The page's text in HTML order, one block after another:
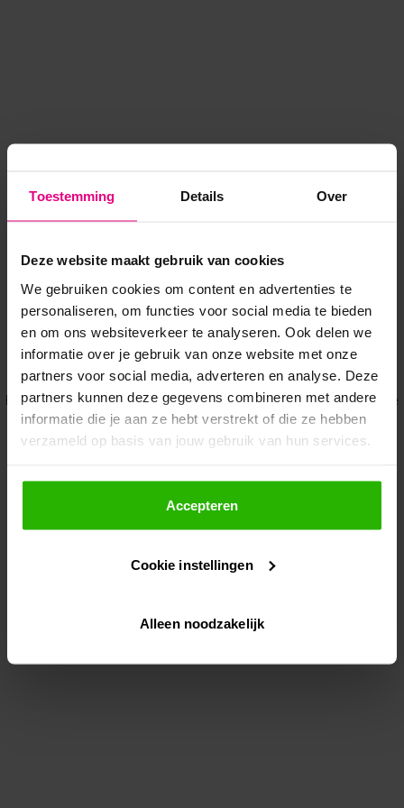
Toestemming Details Over
Deze website maakt gebruik van cookies
We gebruiken cookies om content en advertenties te
personaliseren, om functies voor social media te bieden
en om ons websiteverkeer te analyseren. Ook delen we
informatie over je gebruik van onze website met onze
partners voor social media, adverteren en analyse. Deze
partners kunnen deze gegevens combineren met andere
informatie die je aan ze hebt verstrekt of die ze hebben
verzameld op basis van jouw gebruik van hun services.
Als je op "Accepteer" klikt, dan geef je Voordeeluitjes.nl
toestemming om cookies voor social media en
gepersonaliseerde advertenties te plaatsen.
Lees hier meer over in onsprivacybeleid
Via "Cookie instellingen" kun je ook zelf instellen welke
Accepteren
Cookie instellingen
Alleen noodzakelijk
Application error: a client-side exception has occurred while
loadingwww.voordeeluitjes.nl (see the browser console for more
information).